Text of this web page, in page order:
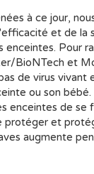
à ce jour,
et de la
enceintes. Pour
BioNTech et
de virus vivant
ou son
enceintes de se
protéger et
augmente